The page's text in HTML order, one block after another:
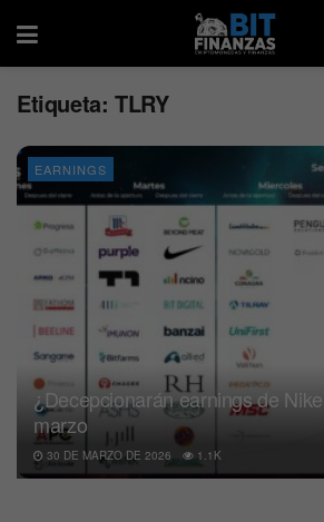
Etiqueta: TLRY
EARNINGS
¿Decepcionarán earnings de
marzo
30 DE MARZO DE 2026 1.1K